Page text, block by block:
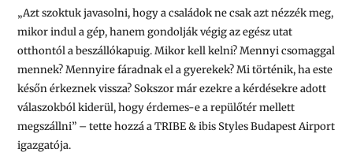
„Azt szoktuk javasolni, hogy a családok ne csak azt nézzék meg,
mikor indul a gép, hanem gondolják végig az egész utat
otthontól a beszállókapuig. Mikor kell kelni? Mennyi csomaggal
mennek? Mennyire fáradnak el a gyerekek? Mi történik, ha este
későn érkeznek vissza? Sokszor már ezekre a kérdésekre adott
válaszokból kiderül, hogy érdemes-e a repülőtér mellett
megszállni” – tette hozzá a TRIBE & ibis Styles Budapest Airport
igazgatója.